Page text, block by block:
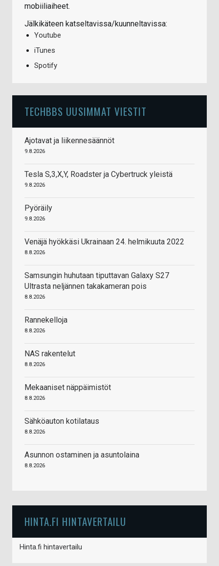
mobiiliaiheet.
Jälkikäteen katseltavissa/kuunneltavissa:
Youtube
iTunes
Spotify
TECHBBS UUSIMMAT VIESTIT
Ajotavat ja liikennesäännöt
9.8.2026
Tesla S,3,X,Y, Roadster ja Cybertruck yleistä
9.8.2026
Pyöräily
9.8.2026
Venäjä hyökkäsi Ukrainaan 24. helmikuuta 2022
8.8.2026
Samsungin huhutaan tiputtavan Galaxy S27
Ultrasta neljännen takakameran pois
8.8.2026
Rannekelloja
8.8.2026
NAS rakentelut
8.8.2026
Mekaaniset näppäimistöt
8.8.2026
Sähköauton kotilataus
8.8.2026
Asunnon ostaminen ja asuntolaina
8.8.2026
HINTA.FI HINTAVERTAILU
Hinta.fi hintavertailu